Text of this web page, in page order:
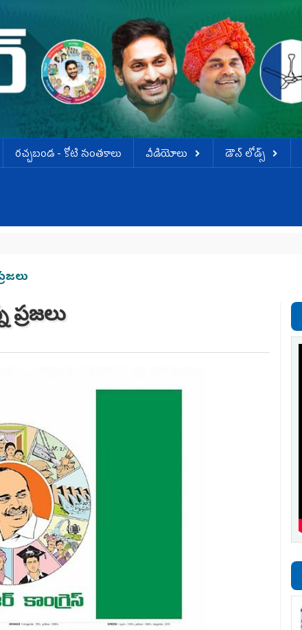
ర‌చ్చ‌బండ‌ - కోటి సంత‌కాలు వీడియోలు డౌన్ లోడ్స్
ప్రజలు